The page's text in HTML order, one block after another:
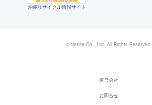
沖縄リサイクル情報サイト
© Netlife Co., Ltd. All Rights Reserved.
運営会社
お問合せ